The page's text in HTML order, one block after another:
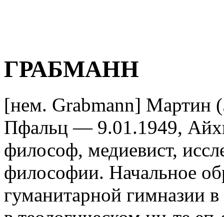
ГРАБМАНН
[нем. Grabmann] Мартин
Пфальц — 9.01.1949,
философ, медиевист,
философии. Начальное
гуманитарной гимназии